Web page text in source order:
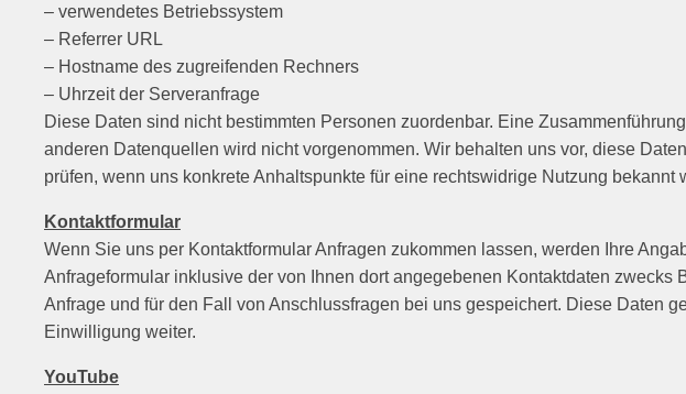
– verwendetes Betriebssystem
– Referrer URL
– Hostname des zugreifenden Rechners
– Uhrzeit der Serveranfrage
Diese Daten sind nicht bestimmten Personen zuordenbar. Eine
anderen Datenquellen wird nicht vorgenommen. Wir behalten uns vor, diese
prüfen, wenn uns konkrete Anhaltspunkte für eine rechtswidrige Nutzung bekannt
Kontaktformular
Wenn Sie uns per Kontaktformular Anfragen zukommen lassen, werden Ihre
Anfrageformular inklusive der von Ihnen dort angegebenen Kontaktdaten zwecks
Anfrage und für den Fall von Anschlussfragen bei uns gespeichert. Diese Daten
Einwilligung weiter.
YouTube